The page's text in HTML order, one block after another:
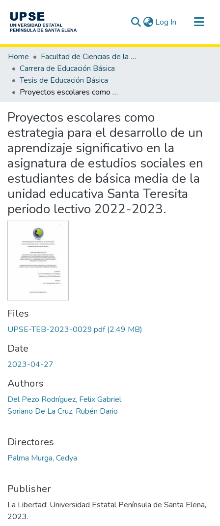
Log In (current)
Communities & Collections
All of DSpace
Statistics
Home
Facultad de Ciencias de la Educación e Idiomas
Carrera de Educación Básica
Tesis de Educación Básica
Proyectos escolares como estrategia para el desarrollo de un aprendizaje significativo en la asignatura de estudios sociales en estudiantes de básica media de la unidad educativa Santa Teresita periodo lectivo 2022-2023.
Proyectos escolares como
estrategia para el desarrollo de un
aprendizaje significativo en la
asignatura de estudios sociales en
estudiantes de básica media de la
unidad educativa Santa Teresita
periodo lectivo 2022-2023.
Files
UPSE-TEB-2023-0029.pdf(2.49 MB)
Date
2023-04-27
Authors
Del Pezo Rodríguez, Felix Gabriel
Soriano De La Cruz, Rubén Dario
Directores
Palma Murga, Cedya
Publisher
La Libertad: Universidad Estatal Península de Santa Elena,
2023.